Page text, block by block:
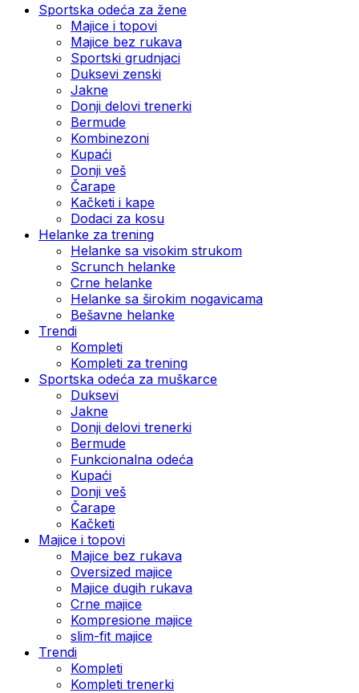
Sportska odeća za žene
Majice i topovi
Majice bez rukava
Sportski grudnjaci
Duksevi zenski
Jakne
Donji delovi trenerki
Bermude
Kombinezoni
Kupaći
Donji veš
Čarape
Kačketi i kape
Dodaci za kosu
Helanke za trening
Helanke sa visokim strukom
Scrunch helanke
Crne helanke
Helanke sa širokim nogavicama
Bešavne helanke
Trendi
Kompleti
Kompleti za trening
Sportska odeća za muškarce
Duksevi
Jakne
Donji delovi trenerki
Bermude
Funkcionalna odeća
Kupaći
Donji veš
Čarape
Kačketi
Majice i topovi
Majice bez rukava
Oversized majice
Majice dugih rukava
Crne majice
Kompresione majice
slim-fit majice
Trendi
Kompleti
Kompleti trenerki